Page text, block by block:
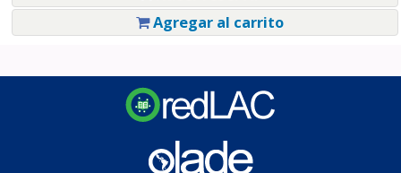
Agregar al carrito